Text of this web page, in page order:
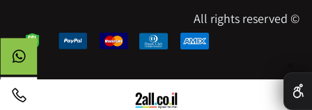
© All rights reserved